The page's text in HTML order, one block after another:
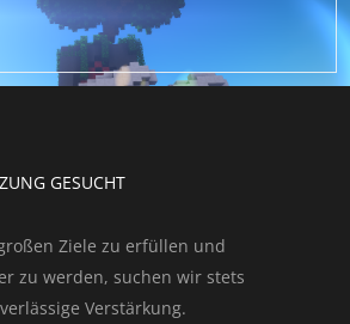
GESUCHT
Ziele zu erfüllen und
zu werden, suchen wir stets
Verstärkung.